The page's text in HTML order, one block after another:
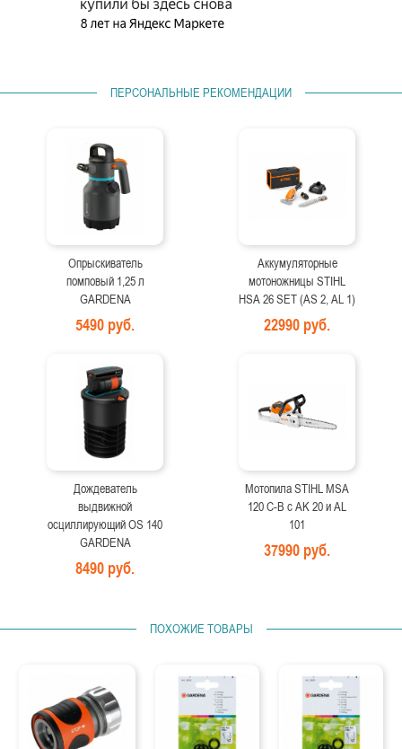
ПЕРСОНАЛЬНЫЕ РЕКОМЕНДАЦИИ
Опрыскиватель
помповый 1,25 л
GARDENA
5490 руб.
Аккумуляторные
мотоножницы STIHL
HSA 26 SET (AS 2, AL 1)
22990 руб.
Дождеватель
выдвижной
осциллирующий OS 140
GARDENA
8490 руб.
Мотопила STIHL MSA
120 C-B с AK 20 и AL
101
37990 руб.
ПОХОЖИЕ ТОВАРЫ